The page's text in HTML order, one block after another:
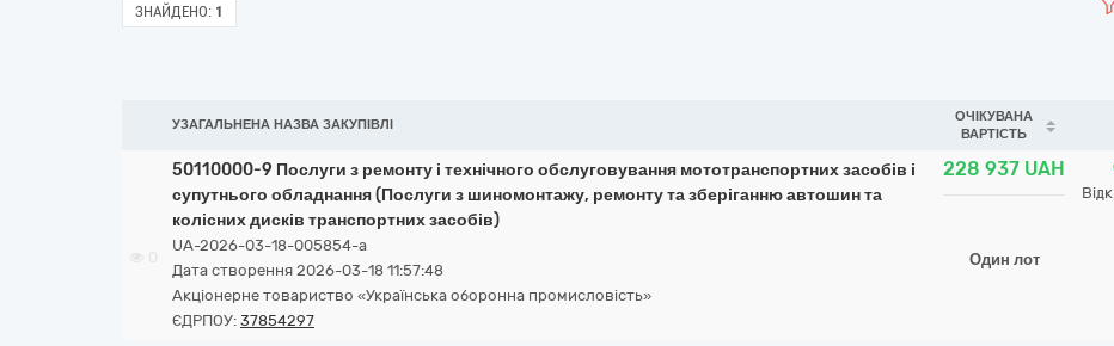
ЗНАЙДЕНО: 1
УЗАГАЛЬНЕНА НАЗВА ЗАКУПІВЛІ
ОЧІКУВАНА
ВАРТІСТЬ
50110000-9 Послуги з ремонту і технічного обслуговування мототранспортних засобів і
супутнього обладнання (Послуги з шиномонтажу, ремонту та зберіганню автошин та
колісних дисків транспортних засобів)
UA-2026-03-18-005854-a
Дата створення 2026-03-18 11:57:48
Акціонерне товариство «Українська оборонна промисловість»
ЄДРПОУ: 37854297
228 937 UAH
Один лот